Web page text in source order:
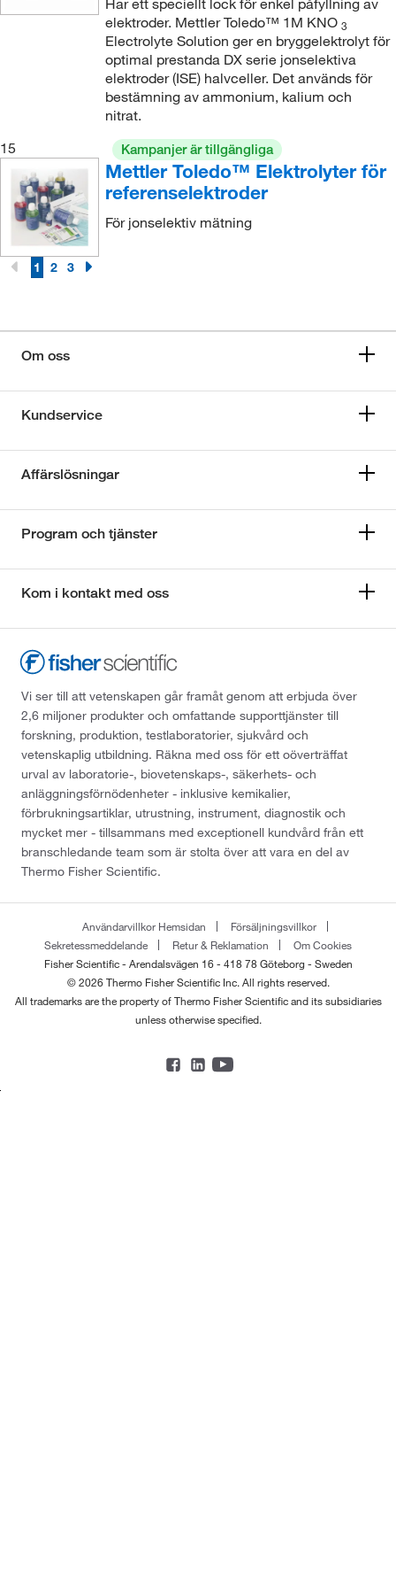
elektroder. Mettler Toledo™ 1M KNO 3
Electrolyte Solution ger en bryggelektrolyt för
optimal prestanda DX serie jonselektiva
elektroder (ISE) halvceller. Det används för
bestämning av ammonium, kalium och
nitrat.
15
Kampanjer är tillgängliga
Mettler Toledo™ Elektrolyter för
referenselektroder
För jonselektiv mätning
1 2 3
Om oss
Kundservice
Affärslösningar
Program och tjänster
Kom i kontakt med oss
Vi ser till att vetenskapen går framåt genom att erbjuda över
2,6 miljoner produkter och omfattande supporttjänster till
forskning, produktion, testlaboratorier, sjukvård och
vetenskaplig utbildning. Räkna med oss för ett oöverträffat
urval av laboratorie-, biovetenskaps-, säkerhets- och
anläggningsförnödenheter - inklusive kemikalier,
förbrukningsartiklar, utrustning, instrument, diagnostik och
mycket mer - tillsammans med exceptionell kundvård från ett
branschledande team som är stolta över att vara en del av
Thermo Fisher Scientific.
Användarvillkor Hemsidan
Försäljningsvillkor
Sekretessmeddelande
Retur & Reklamation
Om Cookies
Fisher Scientific - Arendalsvägen 16 - 418 78 Göteborg - Sweden
© 2026 Thermo Fisher Scientific Inc. All rights reserved.
All trademarks are the property of Thermo Fisher Scientific and its subsidiaries
unless otherwise specified.